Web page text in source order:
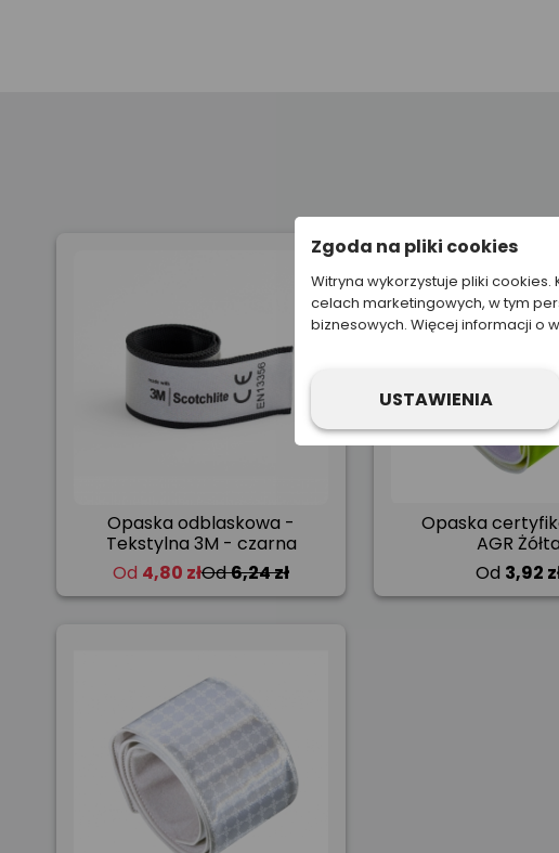
Opaska odblaskowa -
Tekstylna 3M - czarna
Od 4,80 złOd6,24 zł
Opaska
AGR Żółta
Od 3,92
Zgoda na pliki cookies
Witryna wykorzystuje pliki
celach marketingowych, w tym
biznesowych. Więcej informacji o
USTAWIENIA